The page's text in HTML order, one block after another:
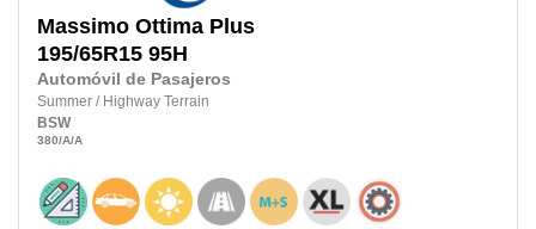
Massimo Ottima Plus
195/65R15 95H
Automóvil de Pasajeros
Summer / Highway Terrain
BSW
380/A/A